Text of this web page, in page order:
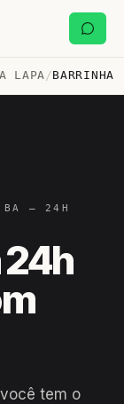
LAPA /BARRINHA
BA — 24H
tem o